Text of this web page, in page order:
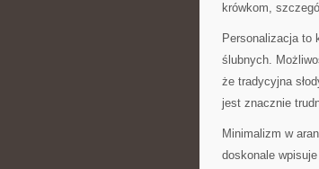
krówkom,
Personalizacja to
ślubnych.
że tradycyjna
jest znacznie
Minimalizm w
doskonale